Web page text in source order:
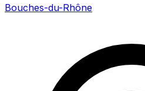
Bouches-du-Rhône